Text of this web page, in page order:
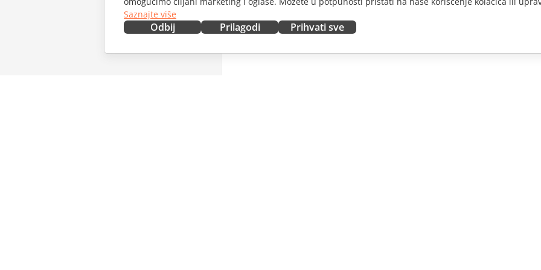
Saznajte više
Odbij Prilagodi Prihvati sve